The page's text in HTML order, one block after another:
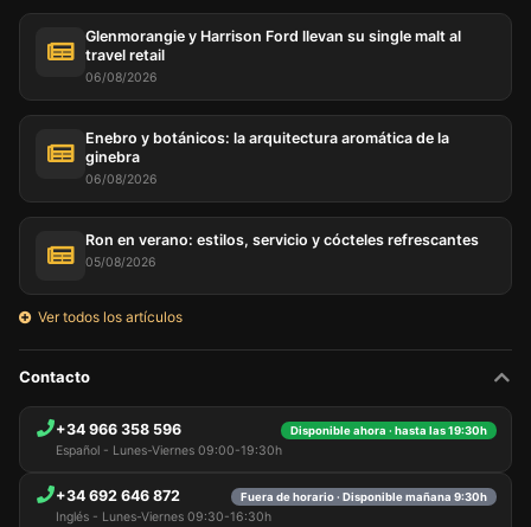
Glenmorangie y Harrison Ford llevan su single malt al
travel retail
06/08/2026
Enebro y botánicos: la arquitectura aromática de la
ginebra
06/08/2026
Ron en verano: estilos, servicio y cócteles refrescantes
05/08/2026
Ver todos los artículos
Contacto
+34 966 358 596 Disponible ahora · hasta las 19:30h
Español - Lunes-Viernes 09:00-19:30h
+34 692 646 872 Fuera de horario · Disponible mañana 9:30h
Inglés - Lunes-Viernes 09:30-16:30h